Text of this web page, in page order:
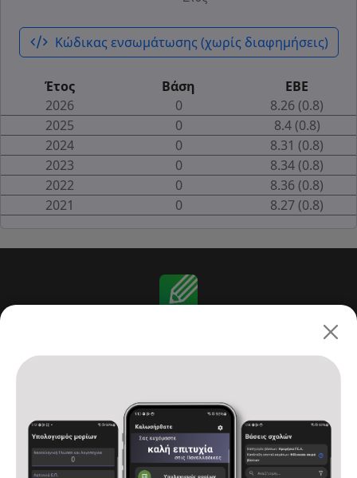
code_xml Κώδικας ενσωμάτωσης (χωρίς διαφημήσεις)
Έτος Βάση
ΕΒΕ
2026
0
8.26 (0.8)
2025
0
8.4 (0.8)
2024
0
8.31 (0.8)
2023
0
8.34 (0.8)
2022
0
8.36 (0.8)
2021
0 8.27 (0.8)
Αρχική
Υπολογισμός μορίων